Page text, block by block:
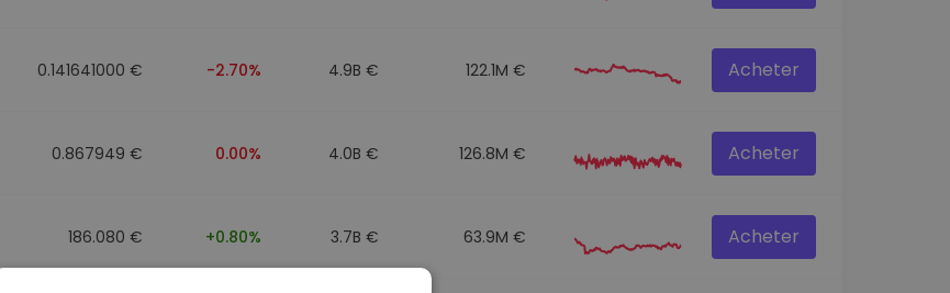
0.141641000 € -2.70% 4.9B € 122.1M € Acheter
0.867949 € 0.00% 4.0B € 126.8M € Acheter
186.080 € +0.80% 3.7B € 63.9M € Acheter